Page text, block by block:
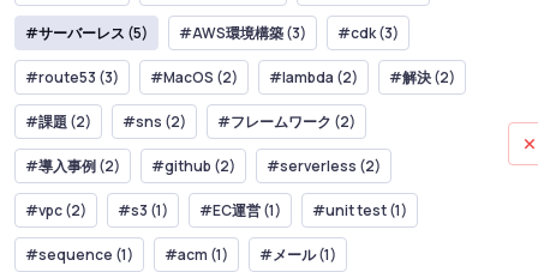
#サーバーレス (5) #AWS環境構築 (3) #cdk (3)
#route53 (3) #MacOS (2) #lambda (2) #解決 (2)
#課題 (2) #sns (2) #フレームワーク (2)
#導入事例 (2) #github (2) #serverless (2)
#vpc (2) #s3 (1) #EC運営 (1) #unit test (1)
#sequence (1) #acm (1) #メール (1)